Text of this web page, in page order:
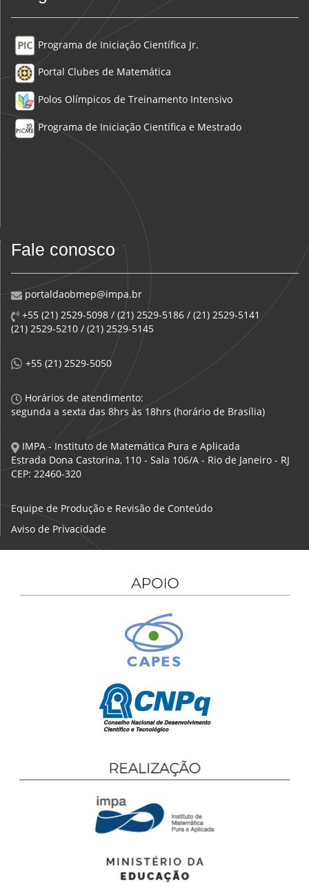
Programa de Iniciação Científica Jr.
Portal Clubes de Matemática
Polos Olímpicos de Treinamento Intensivo
Programa de Iniciação Científica e Mestrado
Fale conosco
portaldaobmep@impa.br
+55 (21) 2529-5098 / (21) 2529-5186 / (21) 2529-5141
(21) 2529-5210 / (21) 2529-5145
+55 (21) 2529-5050
Horários de atendimento:
segunda a sexta das 8hrs às 18hrs (horário de Brasília)
IMPA - Instituto de Matemática Pura e Aplicada
Estrada Dona Castorina, 110 - Sala 106/A - Rio de Janeiro - RJ
CEP: 22460-320
Equipe de Produção e Revisão de Conteúdo
Aviso de Privacidade